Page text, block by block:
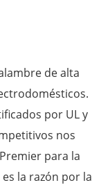
de alta
por UL y
nos
para la
la razón por la